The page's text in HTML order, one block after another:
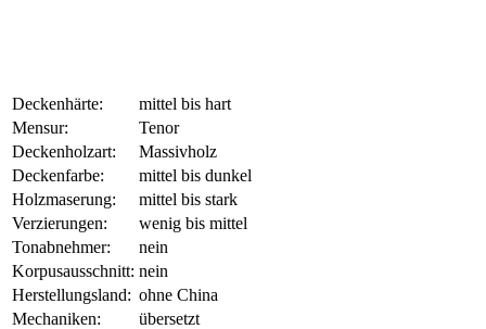
Deckenhärte:
mittel bis hart
Mensur:
Tenor
Deckenholzart:
Massivholz
Deckenfarbe:
mittel bis dunkel
Holzmaserung:
mittel bis stark
Verzierungen:
wenig bis mittel
Tonabnehmer:
nein
Korpusausschnitt: nein
Herstellungsland: ohne China
Mechaniken:
übersetzt